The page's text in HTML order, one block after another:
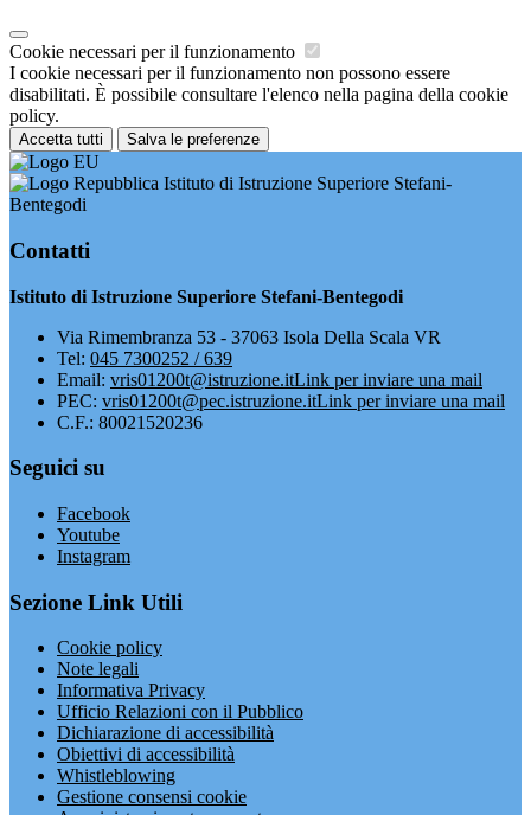
Cookie necessari per il funzionamento
I cookie necessari per il funzionamento non possono essere
disabilitati. È possibile consultare l'elenco nella pagina della cookie
policy.
Accetta tutti Salva le preferenze
Istituto di Istruzione Superiore Stefani-
Bentegodi
Contatti
Istituto di Istruzione Superiore Stefani-Bentegodi
Via Rimembranza 53 - 37063 Isola Della Scala VR
Tel: 045 7300252 / 639
Email: vris01200t@istruzione.itLink per inviare una mail
PEC: vris01200t@pec.istruzione.itLink per inviare una mail
C.F.: 80021520236
Seguici su
Facebook
Youtube
Instagram
Sezione Link Utili
Cookie policy
Note legali
Informativa Privacy
Ufficio Relazioni con il Pubblico
Dichiarazione di accessibilità
Obiettivi di accessibilità
Whistleblowing
Gestione consensi cookie